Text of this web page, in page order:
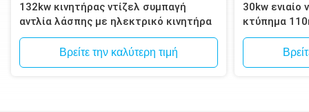
132kw κινητήρας ντίζελ συμπαγή
αντλία λάσπης με ηλεκτρικό κινητήρα
Βρείτε την καλύτερη τιμή
30kw ενιαίο
κτύπημα
λάσπης
διατρήσεων